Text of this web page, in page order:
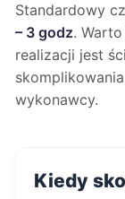
Standardowy
– 3 godz.
realizacji jest
wykonawcy.
Kiedy